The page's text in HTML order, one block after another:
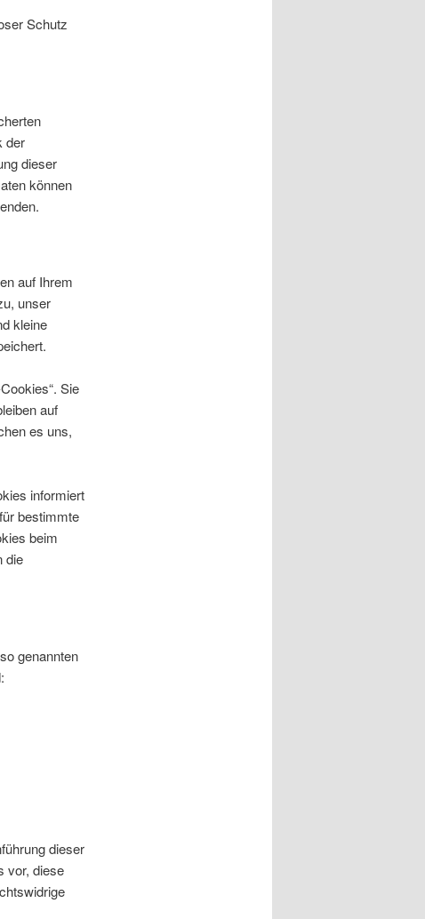
Schutz
der
dieser
können
auf Ihrem
unser
kleine
Sie
auf
es uns,
informiert
bestimmte
beim
die
genannten
dieser
vor, diese